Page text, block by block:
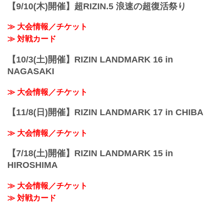
【9/10(木)開催】超RIZIN.5 浪速の超復活祭り
≫ 大会情報／チケット
≫ 対戦カード
【10/3(土)開催】RIZIN LANDMARK 16 in
NAGASAKI
≫ 大会情報／チケット
【11/8(日)開催】RIZIN LANDMARK 17 in CHIBA
≫ 大会情報／チケット
【7/18(土)開催】RIZIN LANDMARK 15 in
HIROSHIMA
≫ 大会情報／チケット
≫ 対戦カード